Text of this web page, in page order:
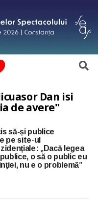
Dan isi
de avere"
să-și publice
pe site-ul
„Dacă legea
o să o public eu
nu e o problemă”